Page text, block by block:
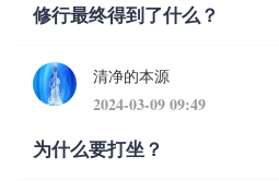
修行最终得到了什么？
清净的本源
2024-03-09 09:49
为什么要打坐？